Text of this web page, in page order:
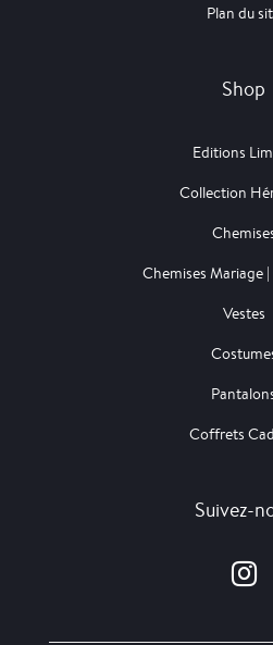
Plan du
Shop
Editions
Collection
Chemises Mariage
Vestes
Coffrets
Suivez-